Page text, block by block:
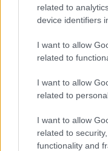
related to
device identifiers
I want to allow
related to
I want to allow
related to
I want to allow
related to
functionality and